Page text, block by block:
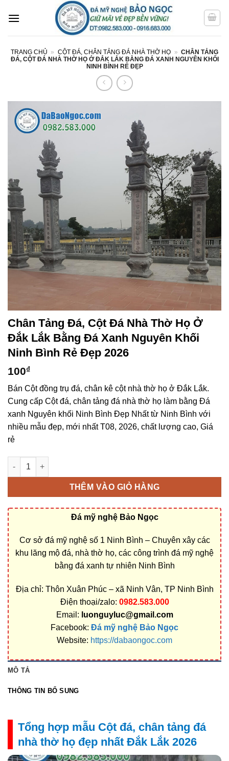
qua
TRANG CHỦ » CỘT ĐÁ, CHÂN TẢNG ĐÁ NHÀ THỜ HỌ » CHÂN TẢNG
ĐÁ, CỘT ĐÁ NHÀ THỜ HỌ Ở ĐẮK LẮK BẰNG ĐÁ XANH NGUYÊN KHỐI
NINH BÌNH RẺ ĐẸP
Chân Tảng Đá, Cột Đá Nhà Thờ Họ Ở
Đắk Lắk Bằng Đá Xanh Nguyên Khối
Ninh Bình Rẻ Đẹp 2026
100₫
Bán Cột đồng trụ đá, chân kê cột nhà thờ họ ở Đắk Lắk.
Cung cấp Cột đá, chân tảng đá nhà thờ họ làm bằng Đá
xanh Nguyên khối Ninh Bình Đẹp Nhất từ Ninh Bình với
nhiều mẫu đẹp, mới nhất T08, 2026, chất lượng cao, Giá
rẻ
Chân tảng đá, cột đá nhà thờ họ ở Đắk Lắk bằng Đá xanh
THÊM VÀO GIỎ HÀNG
Đá mỹ nghệ Bảo Ngọc
Cơ sở đá mỹ nghệ số 1 Ninh Bình – Chuyên xây các
khu lăng mộ đá, nhà thờ họ, các công trình đá mỹ nghệ
bằng đá xanh tự nhiên Ninh Bình
Địa chỉ: Thôn Xuân Phúc – xã Ninh Vân, TP Ninh Bình
Điện thoại/zalo: 0982.583.000
Email: luonguyluc@gmail.com
Facebook: Đá mỹ nghệ Bảo Ngọc
Website: https://dabaongoc.com
MÔ TẢ
THÔNG TIN BỔ SUNG
Tổng hợp mẫu Cột đá, chân tảng đá
nhà thờ họ đẹp nhất Đắk Lắk 2026